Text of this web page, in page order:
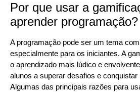
Por que usar a
aprender programação?
A programação pode ser um tema
especialmente para os iniciantes. A
o aprendizado mais lúdico e
alunos a superar desafios e
Algumas das principais razões para